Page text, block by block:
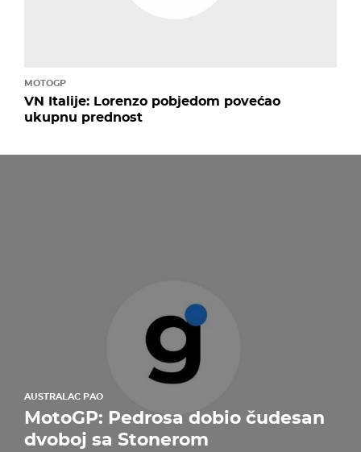
MOTOGP
VN Italije: Lorenzo pobjedom povećao
ukupnu prednost
AUSTRALAC PAO
MotoGP: Pedrosa dobio čudesan
dvoboj sa Stonerom